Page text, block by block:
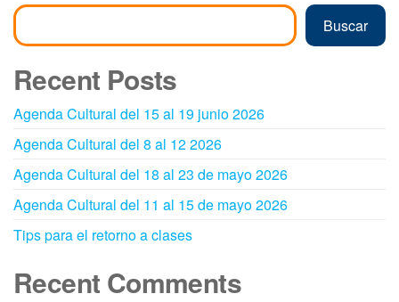
Buscar
Recent Posts
Agenda Cultural del 15 al 19 junio 2026
Agenda Cultural del 8 al 12 2026
Agenda Cultural del 18 al 23 de mayo 2026
Agenda Cultural del 11 al 15 de mayo 2026
Tips para el retorno a clases
Recent Comments